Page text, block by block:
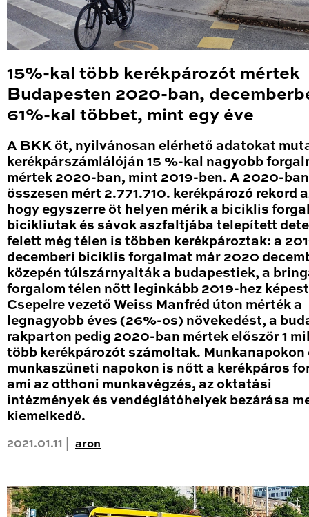
15%-kal több kerékpározót mértek
Budapesten 2020-ban,
61%-kal többet, mint egy éve
A BKK öt, nyilvánosan elérhető adatokat
kerékpárszámlálóján 15 %-kal nagyobb
mértek 2020-ban, mint 2019-ben. A 2020-ban
összesen mért 2.771.710. kerékpározó rekord
hogy egyszerre öt helyen mérik a biciklis
bicikliutak és sávok aszfaltjába telepített
felett még télen is többen kerékpároztak: a
decemberi biciklis forgalmat már 2020
közepén túlszárnyalták a budapestiek, a
forgalom télen nőtt leginkább 2019-hez
Csepelre vezető Weiss Manfréd úton mérték a
legnagyobb éves (26%-os) növekedést, a
rakparton pedig 2020-ban mértek először 1
több kerékpározót számoltak. Munkanapokon
munkaszüneti napokon is nőtt a kerékpáros
ami az otthoni munkavégzés, az oktatási
intézmények és vendéglátóhelyek bezárása
kiemelkedő.
2021.01.11 | aron